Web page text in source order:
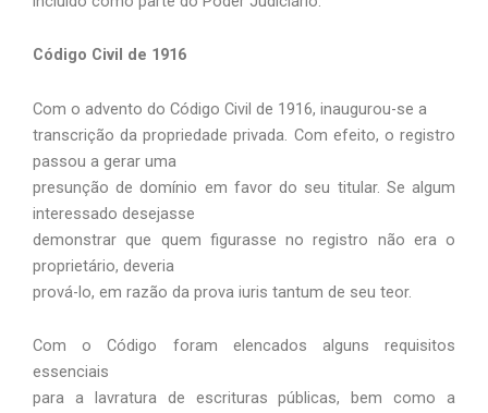
Código Civil de 1916
Com o advento do Código Civil de 1916, inaugurou-se a
transcrição da propriedade privada. Com efeito, o registro
passou a gerar uma
presunção de domínio em favor do seu titular. Se algum
interessado desejasse
demonstrar que quem figurasse no registro não era o
proprietário, deveria
prová-lo, em razão da prova iuris tantum de seu teor.
Com o Código foram elencados alguns requisitos
essenciais
para a lavratura de escrituras públicas, bem como a